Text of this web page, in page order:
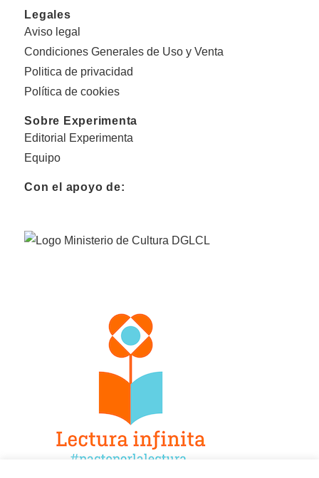
Legales
Aviso legal
Condiciones Generales de Uso y Venta
Politica de privacidad
Política de cookies
Sobre Experimenta
Editorial Experimenta
Equipo
Con el apoyo de: